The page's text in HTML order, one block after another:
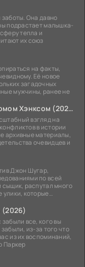
Она давно
подрастает малышка-
тепла и
их союз
на факты,
Её новое
загадочных
мужчины, ранее не
Вторая мировая война с Томом Хэнксом (2026)
взгляд на
в истории
архивные материалы,
очевидцев и
Джон Шугар,
по всей
сыщик, распутал много
улики, которые
(2026)
все, кого вы
из-за того что
из их воспоминаний,
Паркер